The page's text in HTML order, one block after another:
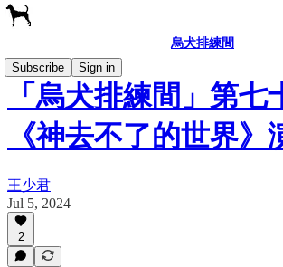
烏犬排練間
Subscribe
Sign in
「烏犬排練間」第七
《神去不了的世界》
王少君
Jul 5, 2024
2